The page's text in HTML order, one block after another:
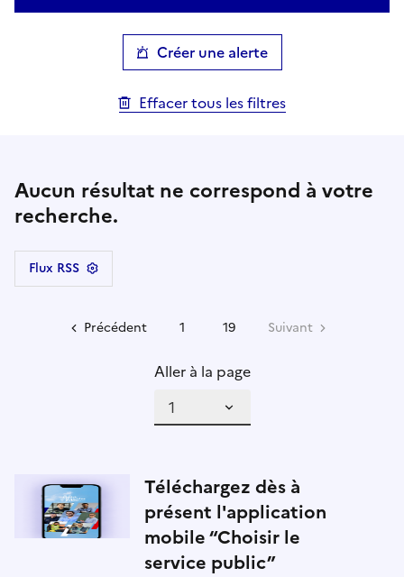
Créer une alerte
Effacer tous les filtres
Aucun résultat ne correspond à votre
recherche.
Flux RSS
Précédent 1 19 Suivant
Aller à la page
Téléchargez dès à
présent l'application
mobile “Choisir le
service public”